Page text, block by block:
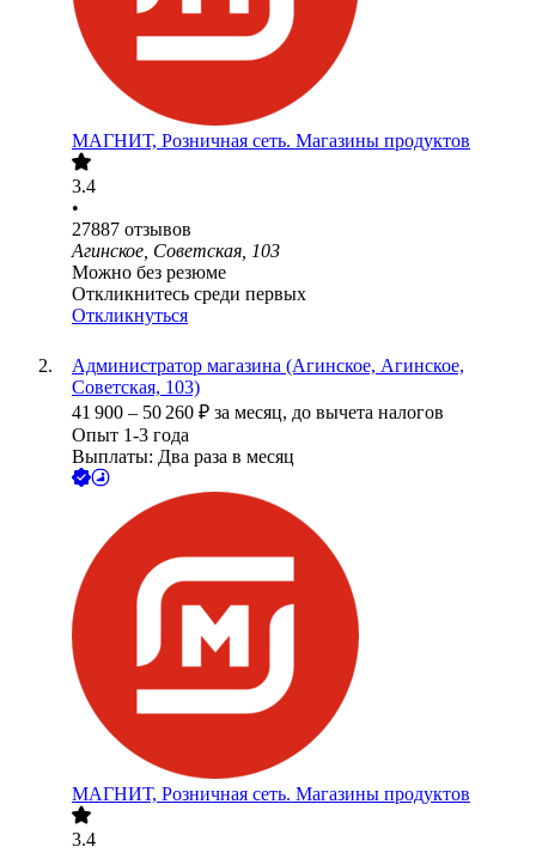
МАГНИТ, Розничная сеть. Магазины продуктов
3.4
•
27887 отзывов
Агинское, Советская, 103
Можно без резюме
Откликнитесь среди первых
Откликнуться
Администратор магазина (Агинское, Агинское,
Советская, 103)
41 900 – 50 260 ₽ за месяц, до вычета налогов
Опыт 1-3 года
Выплаты: Два раза в месяц
МАГНИТ, Розничная сеть. Магазины продуктов
3.4